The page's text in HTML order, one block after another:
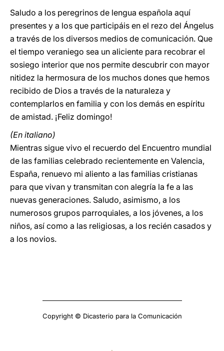
Saludo a los peregrinos de lengua española aquí
presentes y a los que participáis en el rezo del Ángelus
a través de los diversos medios de comunicación. Que
el tiempo veraniego sea un aliciente para recobrar el
sosiego interior que nos permite descubrir con mayor
nitidez la hermosura de los muchos dones que hemos
recibido de Dios a través de la naturaleza y
contemplarlos en familia y con los demás en espíritu
de amistad. ¡Feliz domingo!
(En italiano)
Mientras sigue vivo el recuerdo del Encuentro mundial
de las familias celebrado recientemente en Valencia,
España, renuevo mi aliento a las familias cristianas
para que vivan y transmitan con alegría la fe a las
nuevas generaciones. Saludo, asimismo, a los
numerosos grupos parroquiales, a los jóvenes, a los
niños, así como a las religiosas, a los recién casados y
a los novios.
Copyright © Dicasterio para la Comunicación